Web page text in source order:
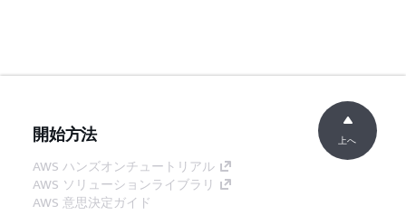
開始方法
AWS ハンズオンチュートリアル
AWS ソリューションライブラリ
AWS 意思決定ガイド
上へ